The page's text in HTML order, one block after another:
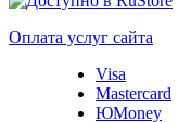
Оплата услуг сайта
Visa
Mastercard
ЮMoney